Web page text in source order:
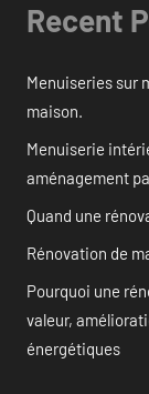
Recent
Menuiseries sur
maison.
Menuiserie
aménagement
Quand une
Rénovation de
Pourquoi une
valeur,
énergétiques